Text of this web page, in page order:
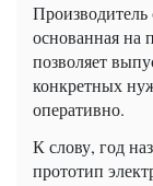
Производитель
основанная на
позволяет
конкретных
оперативно.
К слову, год
прототип